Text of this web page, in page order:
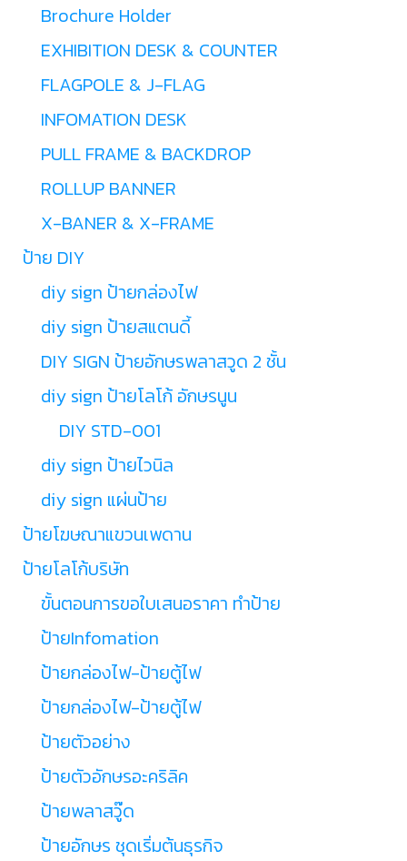
Brochure Holder
EXHIBITION DESK & COUNTER
FLAGPOLE & J-FLAG
INFOMATION DESK
PULL FRAME & BACKDROP
ROLLUP BANNER
X-BANER & X-FRAME
ป้าย DIY
diy sign ป้ายกล่องไฟ
diy sign ป้ายสแตนดี้
DIY SIGN ป้ายอักษรพลาสวูด 2 ชั้น
diy sign ป้ายโลโก้ อักษรนูน
DIY STD-001
diy sign ป้ายไวนิล
diy sign แผ่นป้าย
ป้ายโฆษณาแขวนเพดาน
ป้ายโลโก้บริษัท
ขั้นตอนการขอใบเสนอราคา ทำป้าย
ป้ายInfomation
ป้ายกล่องไฟ-ป้ายตู้ไฟ
ป้ายกล่องไฟ-ป้ายตู้ไฟ
ป้ายตัวอย่าง
ป้ายตัวอักษรอะคริลิค
ป้ายพลาสวู๊ด
ป้ายอักษร ชุดเริ่มต้นธุรกิจ